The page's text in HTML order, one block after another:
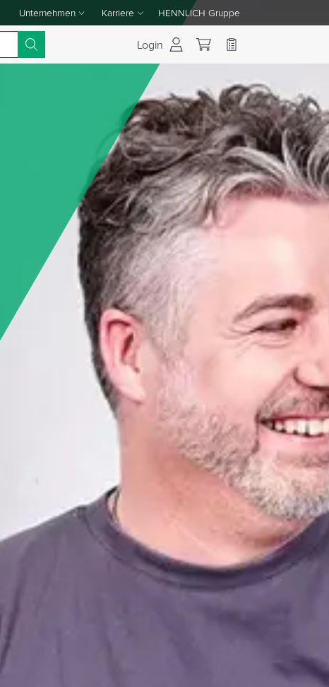
Unternehmen
Dropdown-Menü Unternehmen umschalten
Karriere
Dropdown-Menü Karriere umschalten
HENNLICH Gruppe
Login